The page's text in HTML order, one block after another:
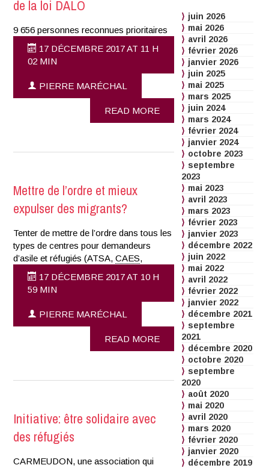
de la loi DALO
9 656 personnes reconnues prioritaires
17 DÉCEMBRE 2017 AT 11 H
02 MIN
PIERRE MARÉCHAL
READ MORE
Mettre de l’ordre et mieux
expulser des migrants?
Tenter de mettre de l’ordre dans tous les
types de centres pour demandeurs
d’asile et réfugiés (ATSA,CAES,
17 DÉCEMBRE 2017 AT 10 H
59 MIN
PIERRE MARÉCHAL
READ MORE
Initiative: être solidaire avec
des réfugiés
CARMEUDON, une association qui
juin 2026
mai 2026
avril 2026
février 2026
janvier 2026
juin 2025
mai 2025
mars 2025
juin 2024
mars 2024
février 2024
janvier 2024
octobre 2023
septembre
2023
mai 2023
avril 2023
mars 2023
février 2023
janvier 2023
décembre 2022
juin 2022
mai 2022
avril 2022
février 2022
janvier 2022
décembre 2021
septembre
2021
décembre 2020
octobre 2020
septembre
2020
août 2020
mai 2020
avril 2020
mars 2020
février 2020
janvier 2020
décembre 2019